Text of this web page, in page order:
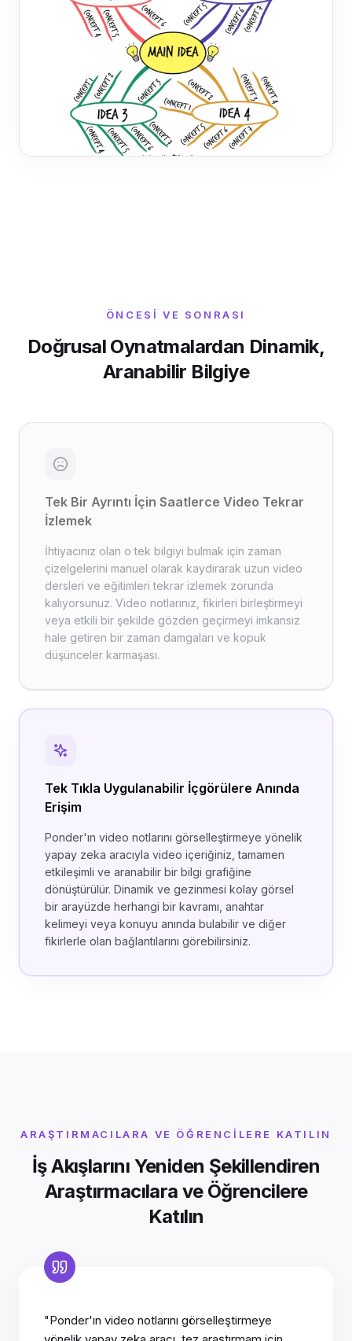
ÖNCESI VE SONRASI
Doğrusal Oynatmalardan Dinamik,
Aranabilir Bilgiye
Tek Bir Ayrıntı İçin Saatlerce Video Tekrar
İzlemek
İhtiyacınız olan o tek bilgiyi bulmak için zaman
çizelgelerini manuel olarak kaydırarak uzun video
dersleri ve eğitimleri tekrar izlemek zorunda
kalıyorsunuz. Video notlarınız, fikirleri birleştirmeyi
veya etkili bir şekilde gözden geçirmeyi imkansız
hale getiren bir zaman damgaları ve kopuk
düşünceler karmaşası.
Tek Tıkla Uygulanabilir İçgörülere Anında
Erişim
Ponder'ın video notlarını görselleştirmeye yönelik
yapay zeka aracıyla video içeriğiniz, tamamen
etkileşimli ve aranabilir bir bilgi grafiğine
dönüştürülür. Dinamik ve gezinmesi kolay görsel
bir arayüzde herhangi bir kavramı, anahtar
kelimeyi veya konuyu anında bulabilir ve diğer
fikirlerle olan bağlantılarını görebilirsiniz.
ARAŞTIRMACILARA VE ÖĞRENCILERE KATILIN
İş Akışlarını Yeniden Şekillendiren
Araştırmacılara ve Öğrencilere
Katılın
"Ponder'ın video notlarını görselleştirmeye